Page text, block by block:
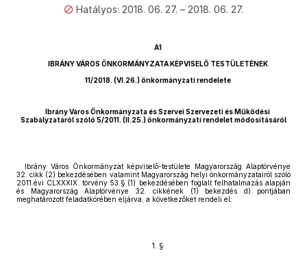
Hatályos: 2018. 06. 27. – 2018. 06. 27.
A1
IBRÁNY VÁROS ÖNKORMÁNYZATA KÉPVISELŐ TESTÜLETÉNEK
11/2018. (VI.26.) önkormányzati rendelete
Ibrány Város Önkormányzata és Szervei Szervezeti és Működési
Szabályzatáról szóló 5/2011. (II.25.) önkormányzati rendelet módosításáról
Ibrány Város Önkormányzat képviselő-testülete Magyarország Alaptörvénye
32. cikk (2) bekezdésében valamint Magyarország helyi önkormányzatairól szóló
2011.évi CLXXXIX. törvény 53.§.(1) bekezdésében foglalt felhatalmazás alapján
és Magyarország Alaptörvénye 32. cikkének (1) bekezdés d) pontjában
meghatározott feladatkörében eljárva, a következőket rendeli el:
1. §